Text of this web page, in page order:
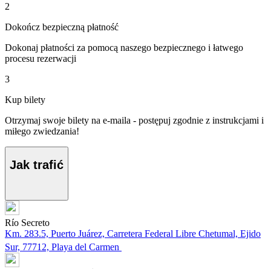
2
Dokończ bezpieczną płatność
Dokonaj płatności za pomocą naszego bezpiecznego i łatwego
procesu rezerwacji
3
Kup bilety
Otrzymaj swoje bilety na e-maila - postępuj zgodnie z instrukcjami i
miłego zwiedzania!
Jak trafić
Río Secreto
Km. 283.5, Puerto Juárez, Carretera Federal Libre Chetumal, Ejido
Sur, 77712, Playa del Carmen